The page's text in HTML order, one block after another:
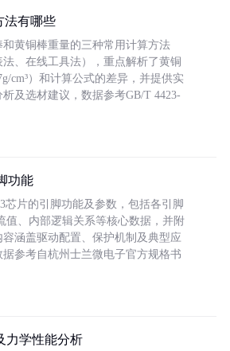
法有哪些
黄铜棒重量的三种常用计算方法
法、在线工具法），重点解析了黄铜
cm³）和计算公式的差异，并提供实
及选材建议，数据参考GB/T 4423-
功能
芯片的引脚功能及参数，包括各引脚
值、内部逻辑关系等核心数据，并附
涵盖驱动配置、保护机制及典型应
参考自杭州士兰微电子官方规格书
力学性能分析